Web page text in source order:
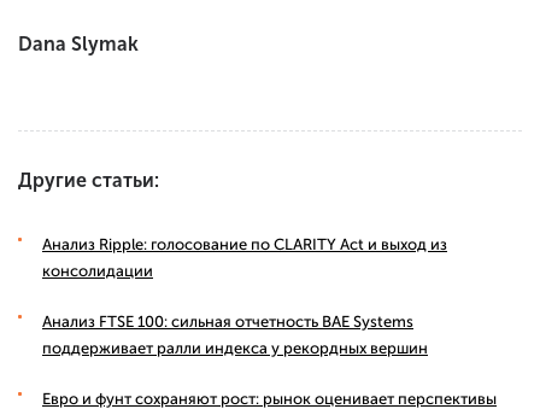
Dana Slymak
Другие статьи:
Анализ Ripple: голосование по CLARITY Act и выход из
консолидации
Анализ FTSE 100: сильная отчетность BAE Systems
поддерживает ралли индекса у рекордных вершин
Евро и фунт сохраняют рост: рынок оценивает перспективы